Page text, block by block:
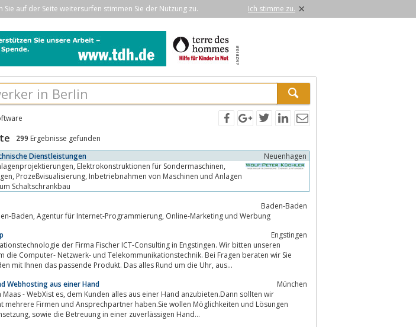
auf der Seite weitersurfen stimmen Sie der Nutzung zu. Ich stimme zu. ×
299 Ergebnisse gefunden
Dienstleistungen
Neuenhagen
für Sondermaschinen,
Anlagen
Schaltschrankbau
Baden-Baden
Internetagentur E-SITE.com in Baden-Baden, Agentur für Internet-Programmierung, Online-Marketing und Werbung
Engstingen
der Firma Fischer ICT-Consulting in Engstingen. Wir bitten unseren
die Computer- Netzwerk- und Telekommunikationstechnik. Bei Fragen beraten wir Sie
natürlich auch persönlich und finden mit Ihnen das passende Produkt. Das alles Rund um die Uhr, aus...
Webhosting aus einer Hand
München
einer Hand anzubieten.Dann sollten wir
mehrere Firmen und Ansprechpartner haben.Sie wollen Möglichkeiten und Lösungen
aufgezeigt bekommen unddie Umsetzung, sowie die Betreuung in einer zuverlässigen Hand...